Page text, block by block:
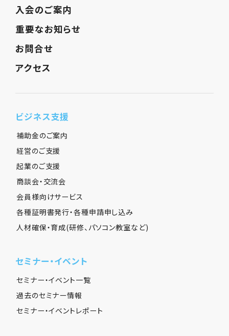
入会のご案内
重要なお知らせ
お問合せ
アクセス
ビジネス支援
補助金のご案内
経営のご支援
起業のご支援
商談会・交流会
会員様向けサービス
各種証明書発行・各種申請申し込み
人材確保・育成(研修、パソコン教室など)
セミナー・イベント
セミナー・イベント一覧
過去のセミナー情報
セミナー・イベントレポート